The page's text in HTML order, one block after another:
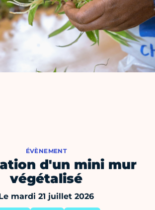
ÉVÈNEMENT
d'un mini mur
végétalisé
mardi 21 juillet 2026